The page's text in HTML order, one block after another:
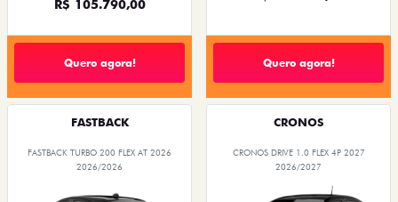
R$ 105.790,00
Quero agora! Quero agora!
FASTBACK
FASTBACK TURBO 200 FLEX AT 2026
2026/2026
CRONOS
CRONOS DRIVE 1.0 FLEX 4P 2027
2026/2027